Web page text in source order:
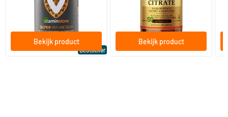
Bestseller
Vitaminstore
95
Bekijk product
Solgar Vitamins
16.50
Bekijk product